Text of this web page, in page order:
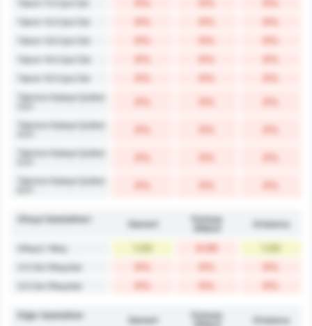
Takımın Kaleye Şutları
Takımın Kaleye Şutları
Takımın Kaleye Şutları
Takımın Kaleye Şutları
Ofsayt İstatistikleri Gemert
Fortuna
Ortalama
Ofsayt / Maç 1.00 1.00
2.5 Üst Ofsaytlar
3.5 Üst Ofsaytlar
Diğer İstatistikler Gemert
Fortuna
Ortalama